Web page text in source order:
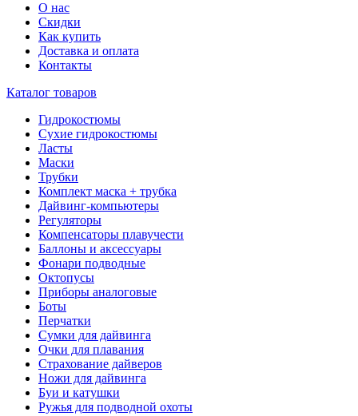
О нас
Скидки
Как купить
Доставка и оплата
Контакты
Каталог товаров
Гидрокостюмы
Сухие гидрокостюмы
Ласты
Маски
Трубки
Комплект маска + трубка
Дайвинг-компьютеры
Регуляторы
Компенсаторы плавучести
Баллоны и аксессуары
Фонари подводные
Октопусы
Приборы аналоговые
Боты
Перчатки
Сумки для дайвинга
Очки для плавания
Страхование дайверов
Ножи для дайвинга
Буи и катушки
Ружья для подводной охоты